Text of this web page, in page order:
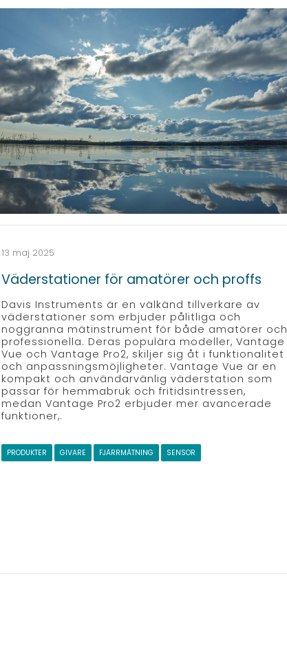
13 maj 2025
Väderstationer för amatörer och proffs
Davis Instruments är en välkänd tillverkare av
väderstationer som erbjuder pålitliga och
noggranna mätinstrument för både amatörer och
professionella. Deras populära modeller, Vantage
Vue och Vantage Pro2, skiljer sig åt i funktionalitet
och anpassningsmöjligheter. Vantage Vue är en
kompakt och användarvänlig väderstation som
passar för hemmabruk och fritidsintressen,
medan Vantage Pro2 erbjuder mer avancerade
funktioner,.
PRODUKTER GIVARE FJÄRRMÄTNING SENSOR